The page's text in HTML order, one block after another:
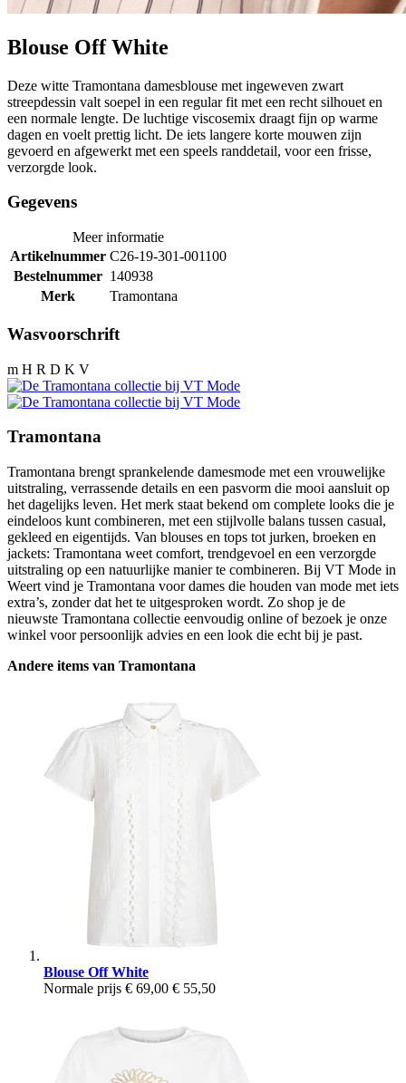
Blouse Off White
Deze witte Tramontana damesblouse met ingeweven zwart
streepdessin valt soepel in een regular fit met een recht silhouet en
een normale lengte. De luchtige viscosemix draagt fijn op warme
dagen en voelt prettig licht. De iets langere korte mouwen zijn
gevoerd en afgewerkt met een speels randdetail, voor een frisse,
verzorgde look.
Gegevens
Meer informatie
Artikelnummer C26-19-301-001100
Bestelnummer 140938
Merk
Tramontana
Wasvoorschrift
m H R D K V
Tramontana
Tramontana brengt sprankelende damesmode met een vrouwelijke
uitstraling, verrassende details en een pasvorm die mooi aansluit op
het dagelijks leven. Het merk staat bekend om complete looks die je
eindeloos kunt combineren, met een stijlvolle balans tussen casual,
gekleed en eigentijds. Van blouses en tops tot jurken, broeken en
jackets: Tramontana weet comfort, trendgevoel en een verzorgde
uitstraling op een natuurlijke manier te combineren. Bij VT Mode in
Weert vind je Tramontana voor dames die houden van mode met iets
extra’s, zonder dat het te uitgesproken wordt. Zo shop je de
nieuwste Tramontana collectie eenvoudig online of bezoek je onze
winkel voor persoonlijk advies en een look die echt bij je past.
Andere items van Tramontana
Blouse Off White
Normale prijs € 69,00 € 55,50